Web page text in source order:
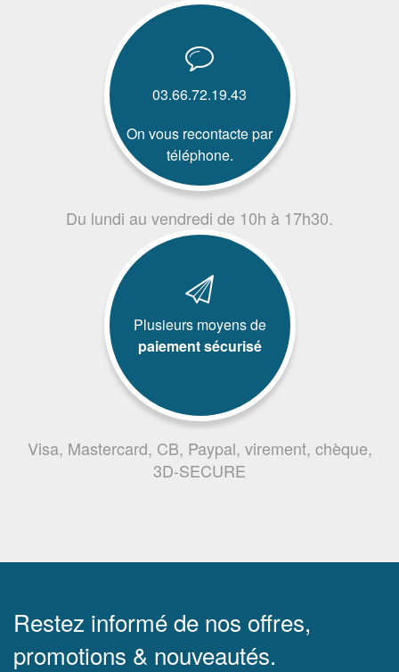
03.66.72.19.43
On vous recontacte par
téléphone.
Du lundi au vendredi de 10h à 17h30.
Plusieurs moyens de
paiement sécurisé
Visa, Mastercard, CB, Paypal, virement, chèque,
3D-SECURE
Restez informé de nos offres,
promotions & nouveautés.